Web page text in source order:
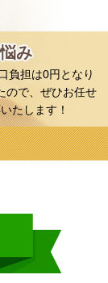
み
負担は0円となり
ので、ぜひお任せ
たします！